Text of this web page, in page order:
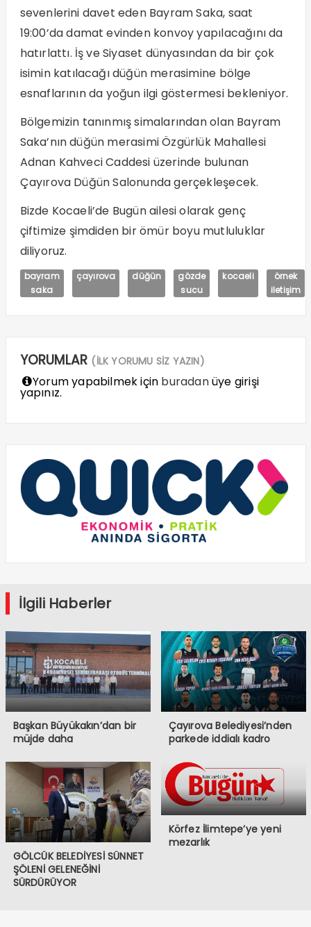
sevenlerini davet eden Bayram Saka, saat
19:00’da damat evinden konvoy yapılacağını da
hatırlattı. İş ve Siyaset dünyasından da bir çok
isimin katılacağı düğün merasimine bölge
esnaflarının da yoğun ilgi göstermesi bekleniyor.
Bölgemizin tanınmış simalarından olan Bayram
Saka’nın düğün merasimi Özgürlük Mahallesi
Adnan Kahveci Caddesi üzerinde bulunan
Çayırova Düğün Salonunda gerçekleşecek.
Bizde Kocaeli’de Bugün ailesi olarak genç
çiftimize şimdiden bir ömür boyu mutluluklar
diliyoruz.
bayram
saka
çayırova düğün
gözde
sucu
kocaeli
örnek
iletişim
YORUMLAR (İLK YORUMU SİZ YAZIN)
Yorum yapabilmek için buradanüye girişi
yapınız.
İlgili Haberler
Başkan Büyükakın’dan bir
müjde daha
Çayırova Belediyesi’nden
parkede iddialı kadro
GÖLCÜK BELEDİYESİ SÜNNET
ŞÖLENİ GELENEĞİNİ
SÜRDÜRÜYOR
Körfez İlimtepe’ye yeni
mezarlık